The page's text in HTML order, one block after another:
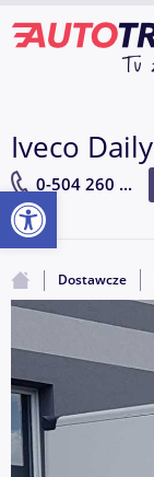
Iveco Daily
0-504 260 ...
Dostawcze
Otwórz pasek narzędzi